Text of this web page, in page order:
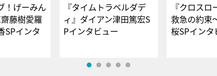
！げーみん
藤樹愛羅
SPインタ
『タイムトラベルダデ
ィ』ダイアン津田篤宏S
Pインタビュー
『クロス
救急の約束
桜SPイ